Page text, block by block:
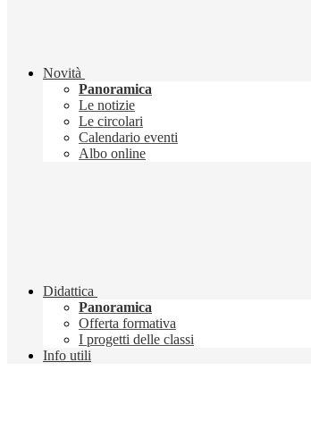
Novità
Panoramica
Le notizie
Le circolari
Calendario eventi
Albo online
Didattica
Panoramica
Offerta formativa
I progetti delle classi
Info utili